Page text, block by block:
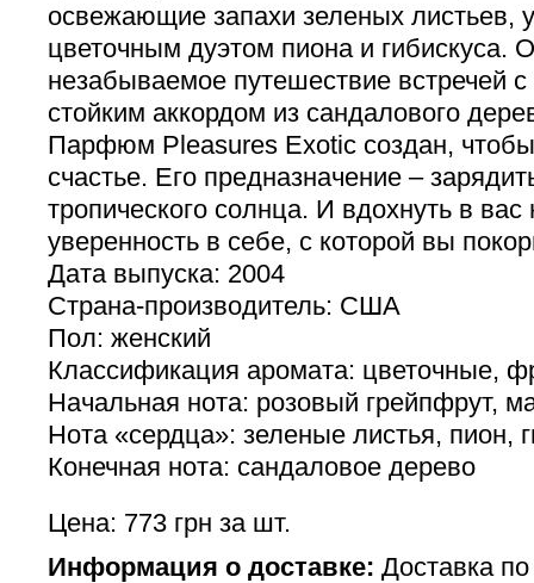
освежающие запахи зеленых листьев,
цветочным дуэтом пиона и гибискуса.
незабываемое путешествие встречей
стойким аккордом из сандалового
Парфюм Pleasures Exotic создан,
счастье. Его предназначение –
тропического солнца. И вдохнуть в
уверенность в себе, с которой вы
Дата выпуска: 2004
Страна-производитель: США
Пол: женский
Классификация аромата: цветочные,
Начальная нота: розовый грейпфрут,
Нота «сердца»: зеленые листья, пион,
Конечная нота: сандаловое дерево
Цена: 773 грн за шт.
Информация о доставке: Доставка